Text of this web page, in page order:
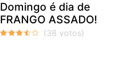
Domingo é dia de
FRANGO ASSADO!